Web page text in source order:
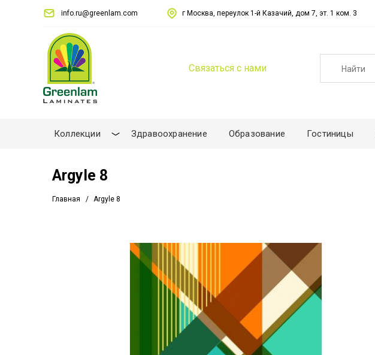
info.ru@greenlam.com г Москва, переулок 1-й Казачий, дом 7, эт. 1 ком. 3
Связаться с нами
Коллекции Здравоохранение Образование Гостиницы
Argyle 8
Главная Argyle 8